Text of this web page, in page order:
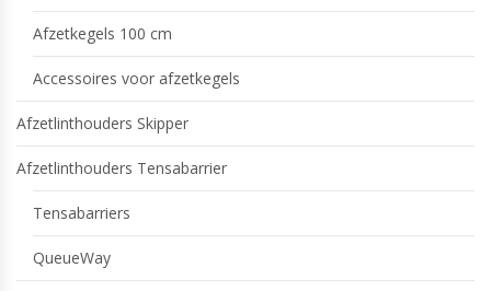
Afzetkegels 100 cm
Accessoires voor afzetkegels
Afzetlinthouders Skipper
Afzetlinthouders Tensabarrier
Tensabarriers
QueueWay